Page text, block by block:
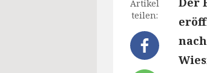
Artikel
teilen: